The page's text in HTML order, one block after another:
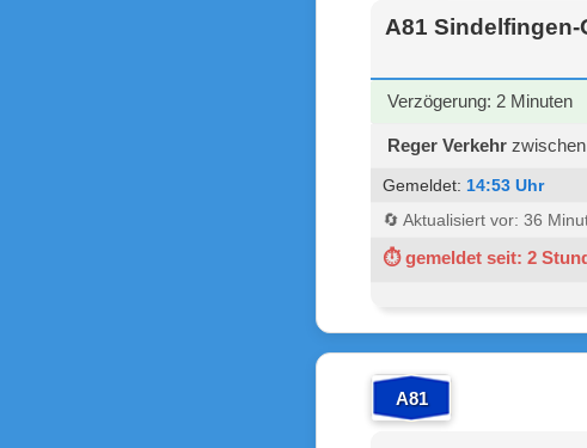
A81
Verzögerung: 2 Minuten
Reger Verkehr
Gemeldet: 14:53 Uhr
🔄 Aktualisiert vor: 36
⏱ gemeldet seit: 2
A81